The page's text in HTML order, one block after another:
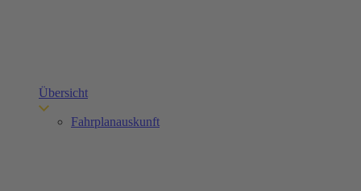
Übersicht
Fahrplanauskunft